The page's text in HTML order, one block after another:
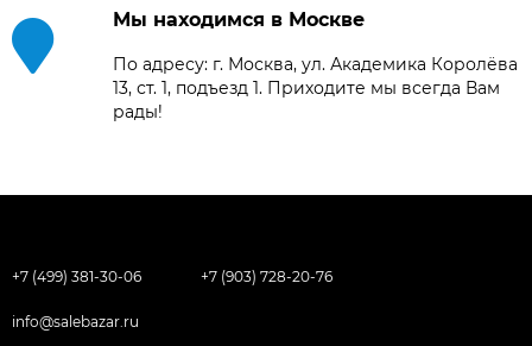
Мы находимся в Москве
По адресу: г. Москва, ул. Академика Королёва
13, ст. 1, подъезд 1. Приходите мы всегда Вам
рады!
+7 (499) 381-30-06 +7 (903) 728-20-76
info@salebazar.ru